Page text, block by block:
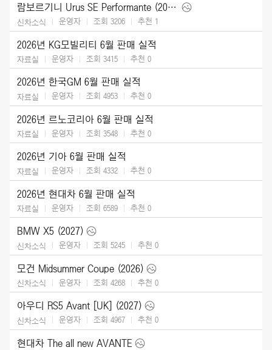
람보르기니 Urus SE Performante (2027)
신차소식 운영자 조회 3206 추천 1
2026년 KG모빌리티 6월 판매 실적
자료실 운영자 조회 3415 추천 0
2026년 한국GM 6월 판매 실적
자료실 운영자 조회 4953 추천 0
2026년 르노코리아 6월 판매 실적
자료실 운영자 조회 3548 추천 0
2026년 기아 6월 판매 실적
자료실 운영자 조회 4332 추천 0
2026년 현대차 6월 판매 실적
자료실 운영자 조회 6589 추천 0
BMW X5 (2027)
신차소식 운영자 조회 5245 추천 0
모건 Midsummer Coupe (2026)
신차소식 운영자 조회 4268 추천 0
아우디 RS5 Avant [UK] (2027)
신차소식 운영자 조회 4967 추천 0
현대차 The all new AVANTE